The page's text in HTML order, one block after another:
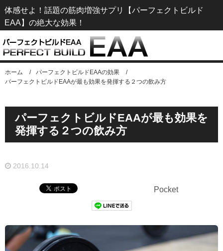
体感せよ！話題の筋肉増強サプリ【パーフェクトビルド
EAA】の絶大な効果！
ホーム / パーフェクトビルドEAAの効果
/
パーフェクトビルドEAAが最も効果を発揮する２つの飲み方
パーフェクトビルドEAAが最も効果を
発揮する２つの飲み方
2016.10.14
Pocket